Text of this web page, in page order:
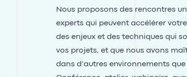
Nous proposons des rencontres
experts qui peuvent accélérer
des enjeux et des techniques qui
vos projets, et que nous avons
dans d’autres environnements que